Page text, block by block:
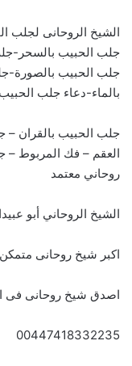
الشيخ الروحانى
جلب الحبيب بالسحر-
جلب الحبيب بالصورة-
بالماء-دعاء جلب
جلب الحبيب بالقران –
العقم – فك المربوط
روحاني معتمد
الشيخ الروحاني أبو
اكبر شيخ روحانى
اصدق شيخ روحانى فى
00447418332235